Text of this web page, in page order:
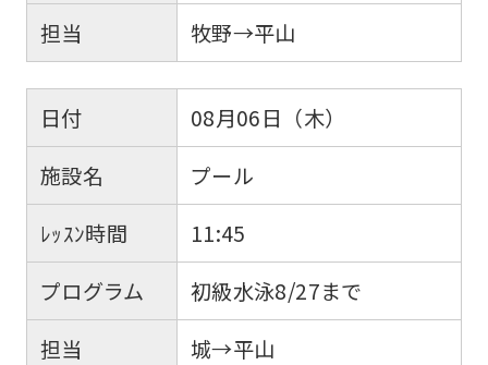
担当
牧野→平山
日付
08月06日（木）
施設名
プール
ﾚｯｽﾝ時間
11:45
プログラム
初級水泳8/27まで
担当
城→平山